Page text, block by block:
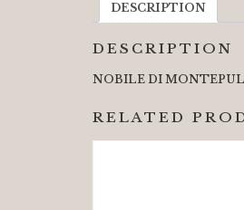
DESCRIPTION
DESCRIPTION
NOBILE DI
RELATED